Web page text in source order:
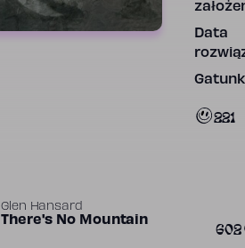
Data
221
Glen Hansard
There's No Mountain 602